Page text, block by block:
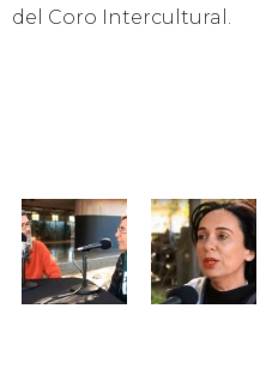
del Coro Intercultural.